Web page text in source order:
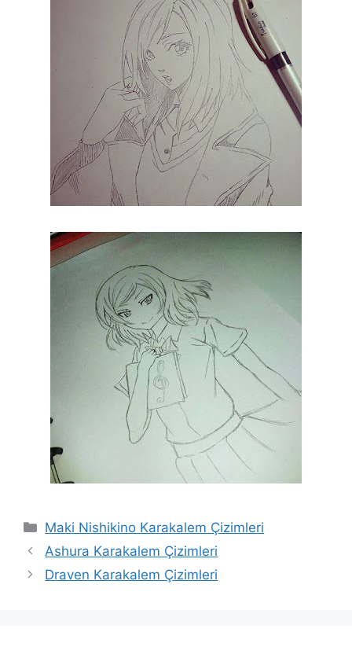
Categories
Maki Nishikino Karakalem Çizimleri
Ashura Karakalem Çizimleri
Draven Karakalem Çizimleri